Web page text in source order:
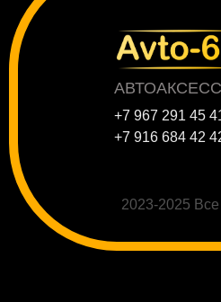
2023-2025
+7 967 291 45
+7 916 684 42